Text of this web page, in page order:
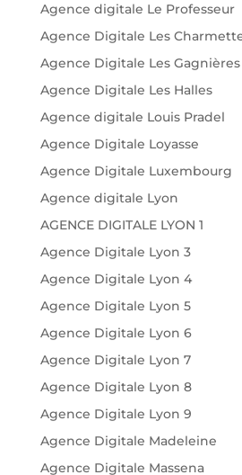
Agence digitale Le Professeur
Agence Digitale Les
Agence Digitale Les Gagnières
Agence Digitale Les Halles
Agence digitale Louis Pradel
Agence Digitale Loyasse
Agence Digitale Luxembourg
Agence digitale Lyon
AGENCE DIGITALE LYON 1
Agence Digitale Lyon 3
Agence Digitale Lyon 4
Agence Digitale Lyon 5
Agence Digitale Lyon 6
Agence Digitale Lyon 7
Agence Digitale Lyon 8
Agence Digitale Lyon 9
Agence Digitale Madeleine
Agence Digitale Massena